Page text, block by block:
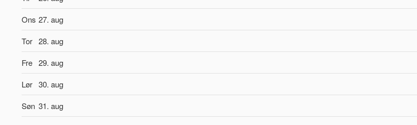
Ons 27. aug
Tor 28. aug
Fre 29. aug
Lør 30. aug
Søn 31. aug